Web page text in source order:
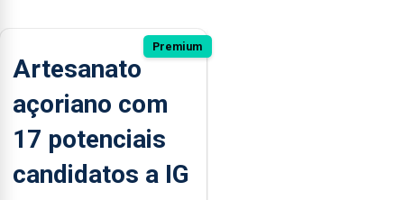
Premium
Artesanato
açoriano com
17 potenciais
candidatos a IG